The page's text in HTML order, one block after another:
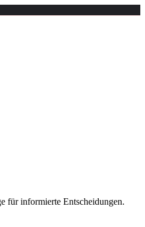
für informierte Entscheidungen.